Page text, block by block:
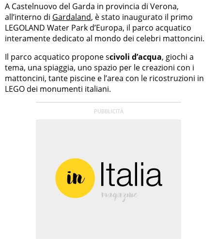
A Castelnuovo del Garda in provincia di Verona,
all’interno di Gardaland, è stato inaugurato il primo
LEGOLAND Water Park d’Europa, il parco acquatico
interamente dedicato al mondo dei celebri mattoncini.
Il parco acquatico propone scivoli d’acqua, giochi a
tema, una spiaggia, uno spazio per le creazioni con i
mattoncini, tante piscine e l’area con le ricostruzioni in
LEGO dei monumenti italiani.